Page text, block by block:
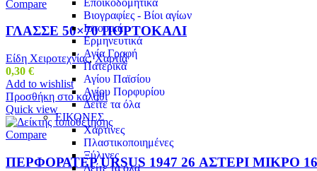
Εποικοδομητικά
Βιογραφίες - Βίοι αγίων
Ιστορικά
Ερμηνευτικά
Αγία Γραφή
Πατερικά
Αγίου Παϊσίου
Αγίου Πορφυρίου
Δείτε τα όλα
ΕΙΚΟΝΕΣ
Χάρτινες
Πλαστικοποιημένες
Ξύλινες
Δείτε τα όλα
Compare
ΓΛΑΣΣΕ 50×70 ΠΟΡΤΟΚΑΛΙ
Είδη Χειροτεχνίας, Χαρτιά
0,30 €
Add to wishlist
Προσθήκη στο καλάθι
Quick view
Compare
ΠΕΡΦΟΡΑΤΕΡ URSUS 1947 26 ΑΣΤΕΡΙ ΜΙΚΡΟ